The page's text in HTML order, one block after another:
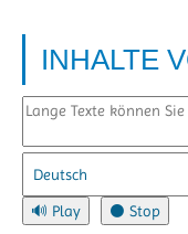
INHALTE